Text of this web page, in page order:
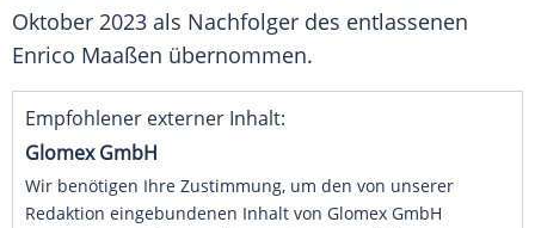
Oktober 2023 als Nachfolger des entlassenen
Enrico Maaßen übernommen.
Empfohlener externer Inhalt:
Glomex GmbH
Wir benötigen Ihre Zustimmung, um den von unserer
Redaktion eingebundenen Inhalt von Glomex GmbH